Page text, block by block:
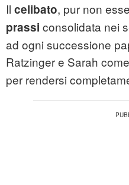
Il celibato, pur non
prassi consolidata nei
ad ogni successione
Ratzinger e Sarah come
per rendersi